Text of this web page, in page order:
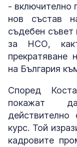
- включително
нов състав
съдебен
за НСО,
прекратяване
на България
Според
покажат
курс. Той
кадровите